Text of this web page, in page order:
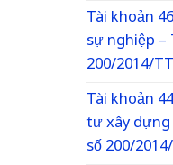
Tài khoản
sự nghiệp
200/2014/
Tài khoản
tư xây
số 200/